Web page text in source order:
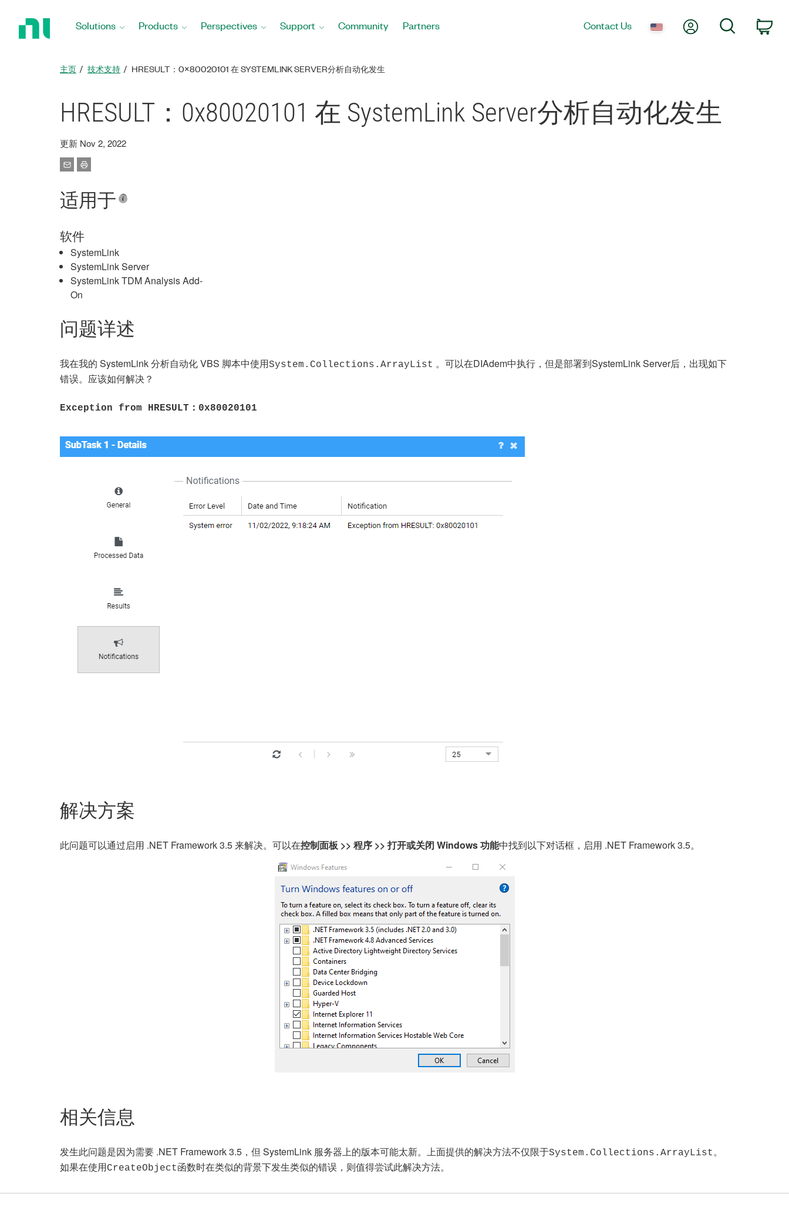
Solutions Products Perspectives Support Community Partners Contact Us My AccountSearch
主页 技术支持 HRESULT：0X80020101 在 SYSTEMLINK SERVER分析自动化发生
HRESULT：0x80020101 在 SystemLink Server分析自动化发生
更新 Nov 2, 2022
适用于
软件
SystemLink
SystemLink Server
SystemLink TDM Analysis Add-
On
问题详述
我在我的 SystemLink 分析自动化 VBS 脚本中使用System.Collections.ArrayList 。可以在DIAdem中执行，但是部署到SystemLink Server后，出现如下
错误。应该如何解决？
Exception from HRESULT：0x80020101
解决方案
此问题可以通过启用 .NET Framework 3.5 来解决。可以在控制面板 >> 程序 >> 打开或关闭 Windows 功能中找到以下对话框，启用 .NET Framework 3.5。
相关信息
发生此问题是因为需要 .NET Framework 3.5，但 SystemLink 服务器上的版本可能太新。上面提供的解决方法不仅限于System.Collections.ArrayList。
如果在使用CreateObject函数时在类似的背景下发生类似的错误，则值得尝试此解决方法。